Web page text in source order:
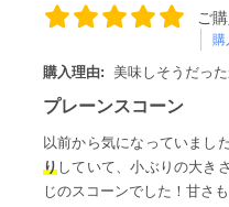
ご
購
購入理由: 美味しそうだっ
プレーンスコーン
以前から気になっていまし
りしていて、小ぶりの大き
じのスコーンでした！甘さ